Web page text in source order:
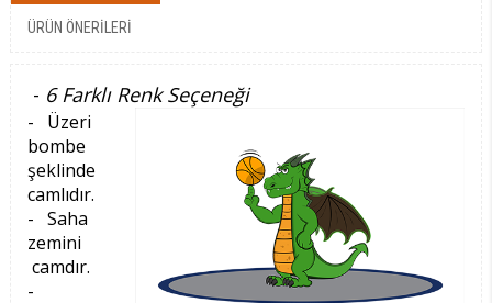
ÜRÜN ÖNERILERI
- 6 Farklı Renk Seçeneği
- Üzeri
bombe
şeklinde
camlıdır.
- Saha
zemini
camdır.
-